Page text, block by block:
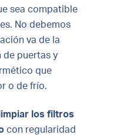
sea compatible
No debemos
va de la
de puertas y
que
o de frío.
limpiar los filtros
con regularidad